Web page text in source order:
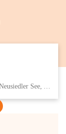
Eisenstädter Straße 18, 7091 Breitenbrunn am Neusiedler See, AUT